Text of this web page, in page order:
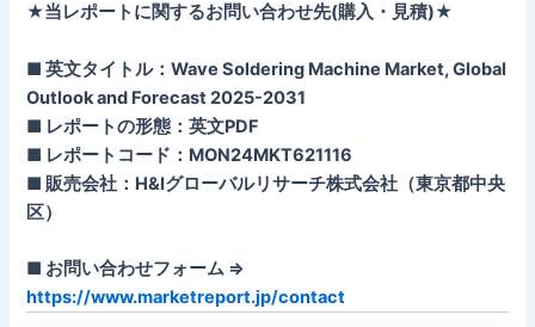
★当レポートに関するお問い合わせ先(購入・見積)★
■ 英文タイトル：Wave Soldering Machine Market, Global
Outlook and Forecast 2025-2031
■ レポートの形態：英文PDF
■ レポートコード：MON24MKT621116
■ 販売会社：H&Iグローバルリサーチ株式会社（東京都中央
区）
■ お問い合わせフォーム ⇒
https://www.marketreport.jp/contact